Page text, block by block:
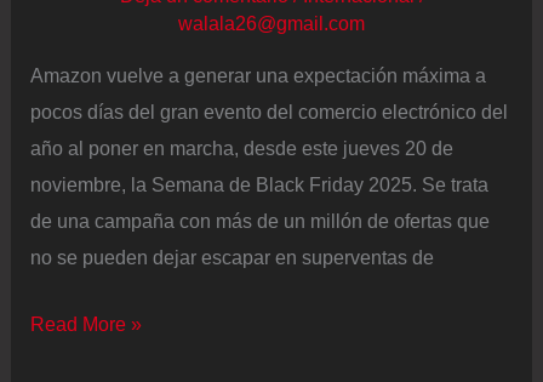
walala26@gmail.com
Amazon vuelve a generar una expectación máxima a
pocos días del gran evento del comercio electrónico del
año al poner en marcha, desde este jueves 20 de
noviembre, la Semana de Black Friday 2025. Se trata
de una campaña con más de un millón de ofertas que
no se pueden dejar escapar en superventas de
Black
Read More »